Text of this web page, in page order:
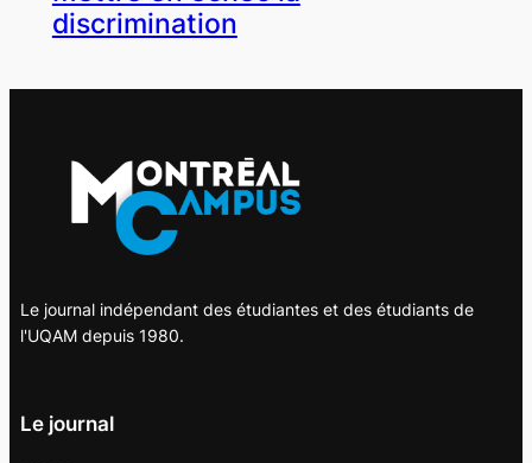
discrimination
Le journal indépendant des étudiantes et des étudiants de
l'UQAM depuis 1980.
Le journal